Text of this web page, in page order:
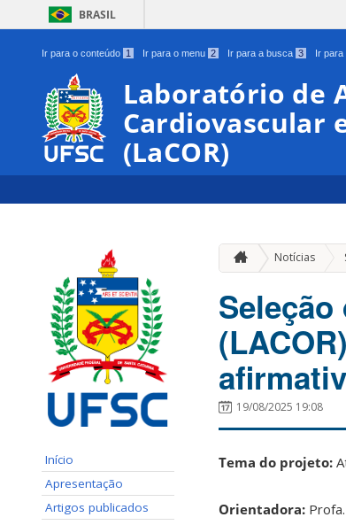
BRASIL
Ir para o conteúdo 1 Ir para o menu 2 Ir para a busca 3 Ir para
Laboratório de
Cardiovascular
(LaCOR)
Início
Apresentação
Artigos publicados
Notícias
19/08/2025 19:08
Tema do projeto:
Orientadora: